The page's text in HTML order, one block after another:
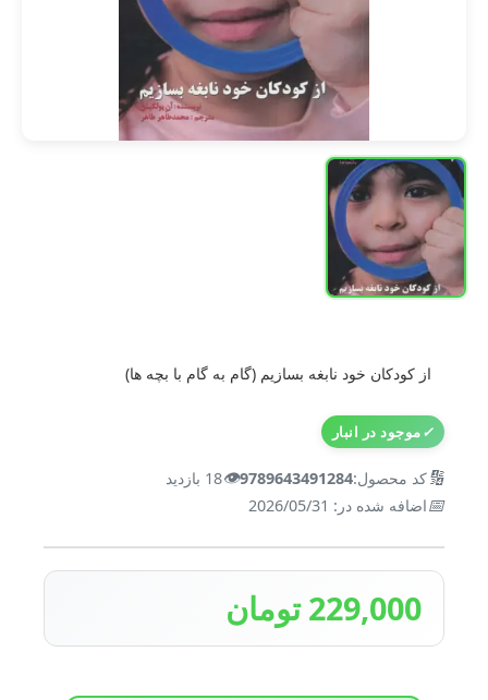
از کودکان خود نابغه بسازیم (گام به گام با بچه ها)
✓موجود در انبار
🔢کد محصول:9789643491284
👁️18 بازدید
📅اضافه شده در: 2026/05/31
229,000 تومان